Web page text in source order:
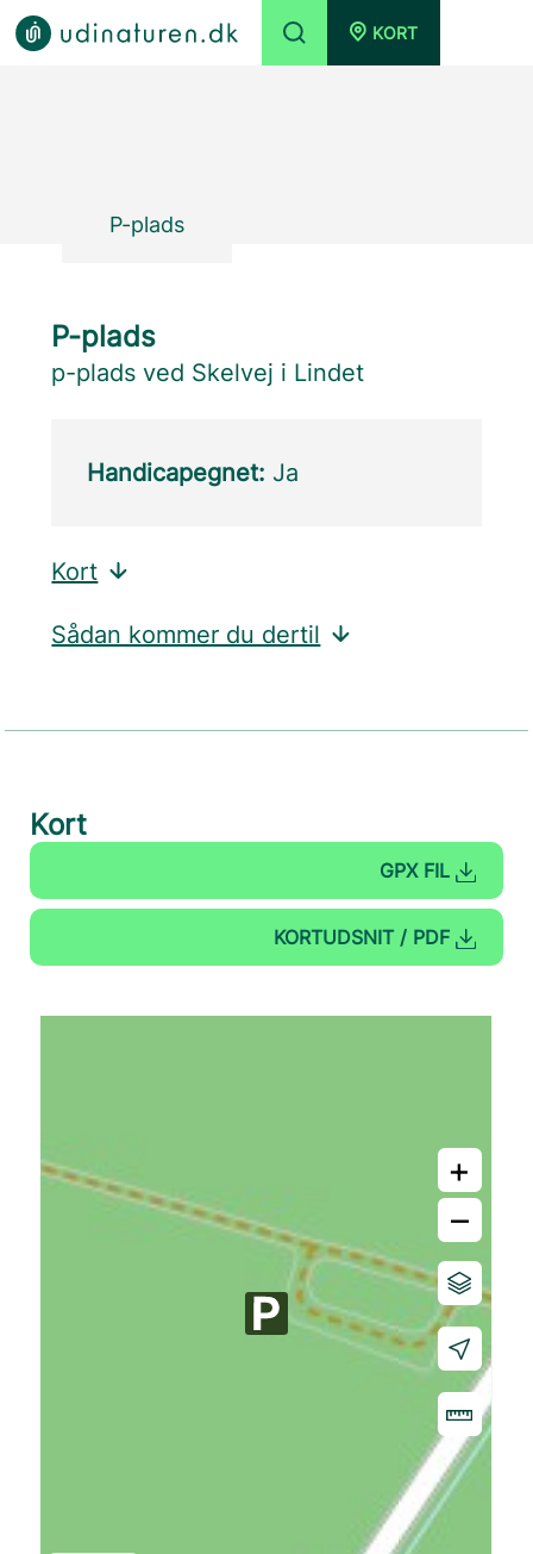
KORT
P-plads
P-plads
p-plads ved Skelvej i Lindet
Handicapegnet: Ja
Kort
Sådan kommer du dertil
Kort
GPX FIL
KORTUDSNIT / PDF
+
–